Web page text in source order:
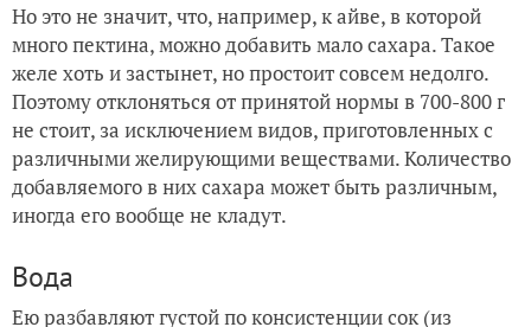
Но это не значит, что, например, к айве, в которой
много пектина, можно добавить мало сахара. Такое
желе хоть и застынет, но простоит совсем недолго.
Поэтому отклоняться от принятой нормы в 700-800 г
не стоит, за исключением видов, приготовленных с
различными желирующими веществами. Количество
добавляемого в них сахара может быть различным,
иногда его вообще не кладут.
Вода
Ею разбавляют густой по консистенции сок (из